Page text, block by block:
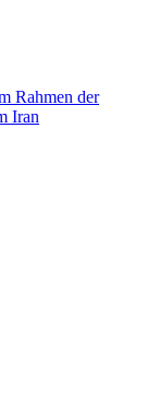
Rahmen der
Iran